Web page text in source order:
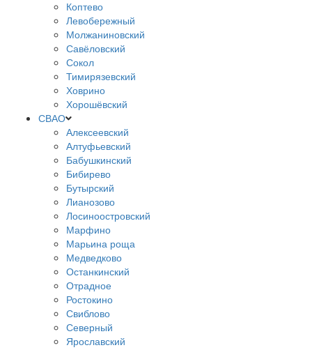
Коптево
Левобережный
Молжаниновский
Савёловский
Сокол
Тимирязевский
Ховрино
Хорошёвский
СВАО
Алексеевский
Алтуфьевский
Бабушкинский
Бибирево
Бутырский
Лианозово
Лосиноостровский
Марфино
Марьина роща
Медведково
Останкинский
Отрадное
Ростокино
Свиблово
Северный
Ярославский